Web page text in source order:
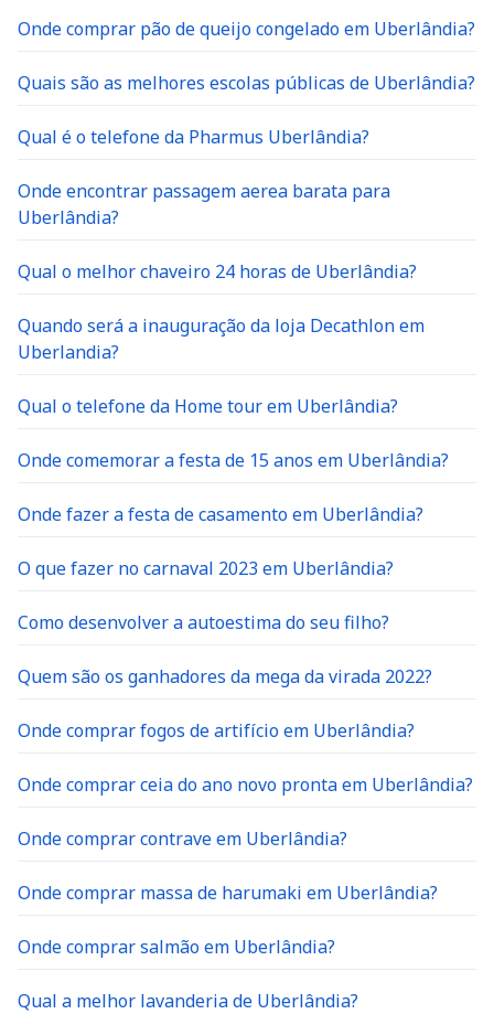
Onde comprar pão de queijo congelado em Uberlândia?
Quais são as melhores escolas públicas de Uberlândia?
Qual é o telefone da Pharmus Uberlândia?
Onde encontrar passagem aerea barata para
Uberlândia?
Qual o melhor chaveiro 24 horas de Uberlândia?
Quando será a inauguração da loja Decathlon em
Uberlandia?
Qual o telefone da Home tour em Uberlândia?
Onde comemorar a festa de 15 anos em Uberlândia?
Onde fazer a festa de casamento em Uberlândia?
O que fazer no carnaval 2023 em Uberlândia?
Como desenvolver a autoestima do seu filho?
Quem são os ganhadores da mega da virada 2022?
Onde comprar fogos de artifício em Uberlândia?
Onde comprar ceia do ano novo pronta em Uberlândia?
Onde comprar contrave em Uberlândia?
Onde comprar massa de harumaki em Uberlândia?
Onde comprar salmão em Uberlândia?
Qual a melhor lavanderia de Uberlândia?